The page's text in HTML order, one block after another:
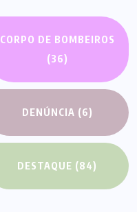
CORPO DE BOMBEIROS
(36)
DENÚNCIA (6)
DESTAQUE (84)